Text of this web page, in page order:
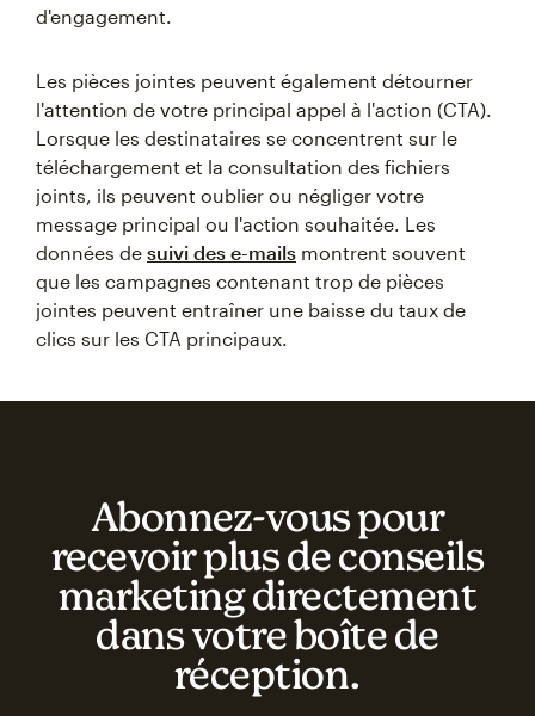
d'engagement.
Les pièces jointes peuvent également détourner
l'attention de votre principal appel à l'action (CTA).
Lorsque les destinataires se concentrent sur le
téléchargement et la consultation des fichiers
joints, ils peuvent oublier ou négliger votre
message principal ou l'action souhaitée. Les
données de suivi des e-mails montrent souvent
que les campagnes contenant trop de pièces
jointes peuvent entraîner une baisse du taux de
clics sur les CTA principaux.
Abonnez‑vous pour
recevoir plus de conseils
marketing directement
dans votre boîte de
réception.